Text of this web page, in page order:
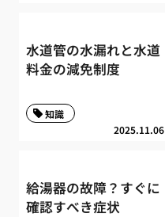
水道管の水漏れと水道
料金の減免制度
2025.11.06
知識
給湯器の故障？すぐに
確認すべき症状